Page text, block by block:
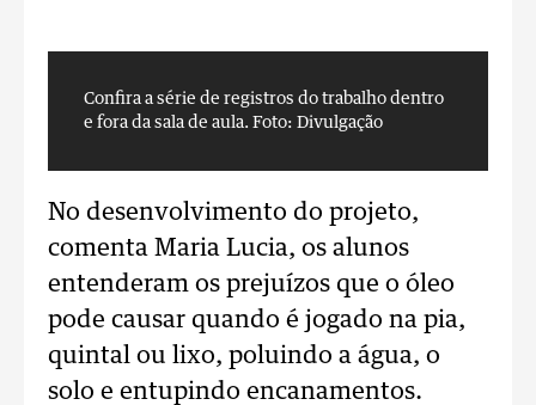
Confira a série de registros do trabalho dentro
e fora da sala de aula. Foto: Divulgação
No desenvolvimento do projeto,
comenta Maria Lucia, os alunos
entenderam os prejuízos que o óleo
pode causar quando é jogado na pia,
quintal ou lixo, poluindo a água, o
solo e entupindo encanamentos.